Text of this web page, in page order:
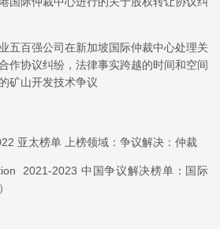
五百强公司在新加坡国际仲裁中心处理关
作协议纠纷，法律事实跨越的时间和空间
矿山开发技术争议
亚太榜单 上榜领域：争议解决：仲裁
2021-2023 中国争议解决榜单：国际